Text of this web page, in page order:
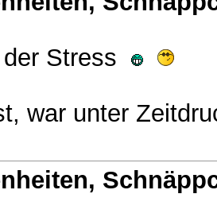
Stress
war unter